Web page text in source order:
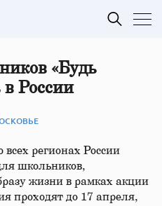
«Будь
в России
всех регионах России
школьников,
жизни в рамках акции
проходят до 17 апреля,